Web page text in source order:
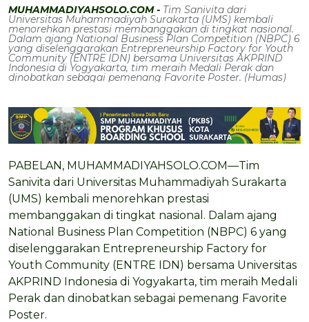
MUHAMMADIYAHSOLO.COM - Tim Sanivita dari
Universitas Muhammadiyah Surakarta (UMS) kembali
menorehkan prestasi membanggakan di tingkat nasional.
Dalam ajang National Business Plan Competition (NBPC) 6
yang diselenggarakan Entrepreneurship Factory for Youth
Community (ENTRE IDN) bersama Universitas AKPRIND
Indonesia di Yogyakarta, tim meraih Medali Perak dan
dinobatkan sebagai pemenang Favorite Poster. (Humas)
PABELAN, MUHAMMADIYAHSOLO.COM—Tim
Sanivita dari Universitas Muhammadiyah Surakarta
(UMS) kembali menorehkan prestasi
membanggakan di tingkat nasional. Dalam ajang
National Business Plan Competition (NBPC) 6 yang
diselenggarakan Entrepreneurship Factory for
Youth Community (ENTRE IDN) bersama Universitas
AKPRIND Indonesia di Yogyakarta, tim meraih Medali
Perak dan dinobatkan sebagai pemenang Favorite
Poster.